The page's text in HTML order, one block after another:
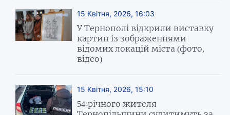
15 Квітня, 2026, 16:03
У Тернополі відкрили виставку
картин із зображеннями
відомих локацій міста (фото,
відео)
15 Квітня, 2026, 15:10
54-річного жителя